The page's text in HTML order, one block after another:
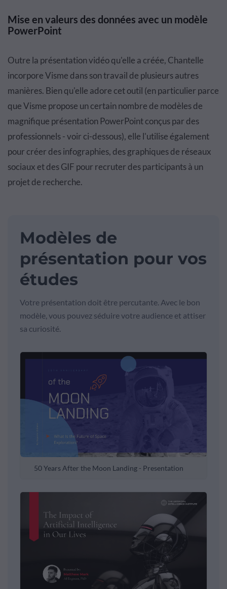
Mise en valeurs des données avec un modèle
PowerPoint
Outre la présentation vidéo qu'elle a créée, Chantelle
incorpore Visme dans son travail de plusieurs autres
manières. Bien qu'elle adore cet outil (en particulier parce
que Visme propose un certain nombre de modèles de
magnifique présentation PowerPoint conçus par des
professionnels - voir ci-dessous), elle l'utilise également
pour créer des infographies, des graphiques de réseaux
sociaux et des GIF pour recruter des participants à un
projet de recherche.
Modèles de
présentation pour vos
études
Votre présentation doit être percutante. Avec le bon
modèle, vous pouvez séduire votre audience et attiser
sa curiosité.
50 Years After the Moon Landing - Presentation